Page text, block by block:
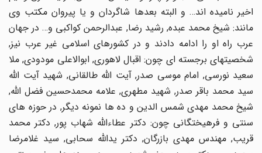
اخیر نامیده اند… و البته بعدها شاگردان و یا پیروان مکتب وى
مانند: شیخ محمد عبده, رشید رضا, عبدالرحمن کواکبى و… در جهان
عرب راه او را ادامه دادند و در کشورهاى اسلامى غیر عرب نیز,
شخصیتهاى برجسته اى چون: اقبال لاهورى, ابوالاعلى مودودى, ملا
سعید نورسى, امام موسى صدر, آیت اللّه طالقانى, شهید آیت اللّه
سید محمد باقر صدر, شهید مطهرى, علامه محمدحسین فضل اللّه,
شیخ محمد مهدى شمس الدین و ده ها نمونه دیگر, در حوزه هاى
سنتى و فرهیختگانى چون: دکتر عطاءاللّه شهاب پور, دکتر محمد
قریب, مهندس مهدى بازرگان, دکتر یداللّه سحابى, سید غلامرضا